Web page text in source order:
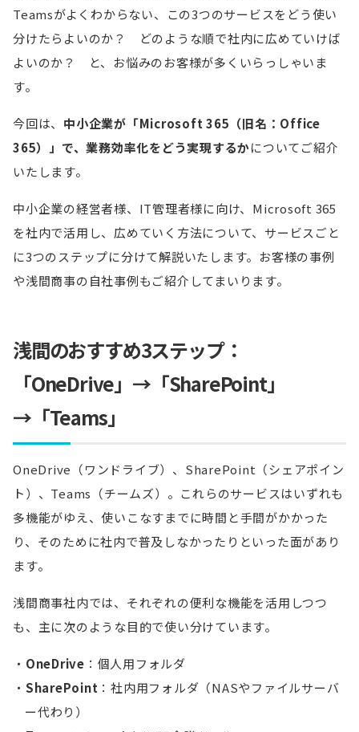
Teamsがよくわからない、この3つのサービスをどう使い
分けたらよいのか？ どのような順で社内に広めていけば
よいのか？ と、お悩みのお客様が多くいらっしゃいま
す。
今回は、 中小企業が「Microsoft 365（旧名：Office
365）」で、業務効率化をどう実現するかについてご紹介
いたします。
中小企業の経営者様、IT管理者様に向け、Microsoft 365
を社内で活用し、広めていく方法について、サービスごと
に3つのステップに分けて解説いたします。お客様の事例
や浅間商事の自社事例もご紹介してまいります。
浅間のおすすめ3ステップ：
「OneDrive」→「SharePoint」
→「Teams」
OneDrive（ワンドライブ）、SharePoint（シェアポイン
ト）、Teams（チームズ）。これらのサービスはいずれも
多機能がゆえ、使いこなすまでに時間と手間がかかった
り、そのために社内で普及しなかったりといった面があり
ます。
浅間商事社内では、それぞれの便利な機能を活用しつつ
も、主に次のような目的で使い分けています。
OneDrive ：個人用フォルダ
SharePoint ：社内用フォルダ（NASやファイルサーバ
ー代わり）